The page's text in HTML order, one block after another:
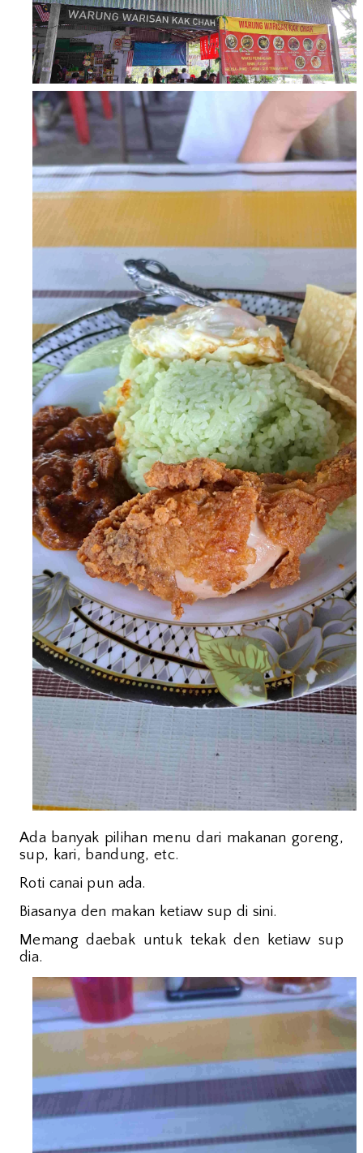
Ada banyak pilihan menu dari makanan goreng,
sup, kari, bandung, etc.
Roti canai pun ada.
Biasanya den makan ketiaw sup di sini.
Memang daebak untuk tekak den ketiaw sup
dia.